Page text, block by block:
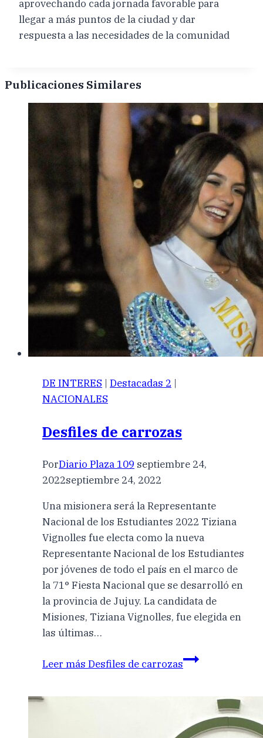
aprovechando cada jornada favorable para
llegar a más puntos de la ciudad y dar
respuesta a las necesidades de la comunidad
Publicaciones Similares
DE INTERES | Destacadas 2 |
NACIONALES
Desfiles de carrozas
PorDiario Plaza 109 septiembre 24,
2022septiembre 24, 2022
Una misionera será la Representante
Nacional de los Estudiantes 2022 Tiziana
Vignolles fue electa como la nueva
Representante Nacional de los Estudiantes
por jóvenes de todo el país en el marco de
la 71° Fiesta Nacional que se desarrolló en
la provincia de Jujuy. La candidata de
Misiones, Tiziana Vignolles, fue elegida en
las últimas…
Leer más Desfiles de carrozas